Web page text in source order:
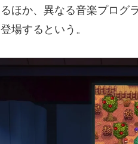
るほか、異なる音楽プログ
登場するという。